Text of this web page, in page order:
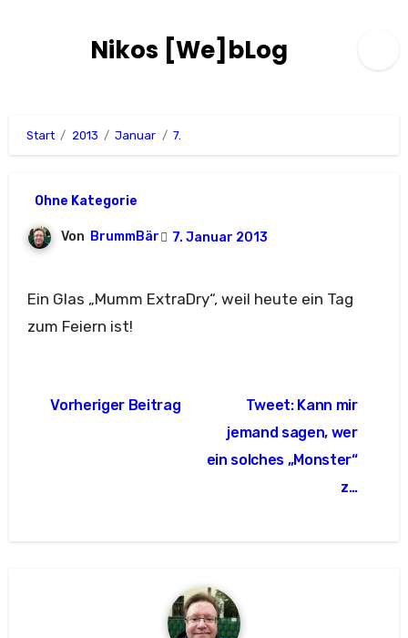
Nikos [We]bLog
Start 2013 Januar 7.
Ohne Kategorie
Von BrummBär 7. Januar 2013
Ein Glas „Mumm ExtraDry“, weil heute ein Tag
zum Feiern ist!
Vorheriger Beitrag
Tweet: Kann mir
jemand sagen, wer
ein solches „Monster“
z…